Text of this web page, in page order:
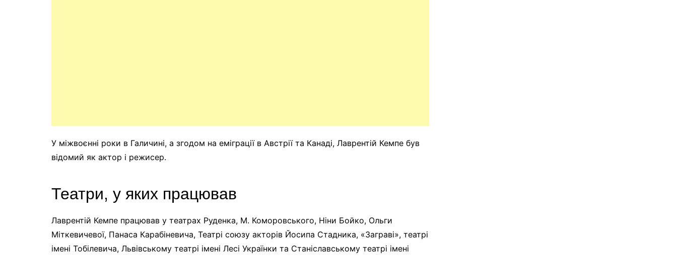
У міжвоєнні роки в Галичині, а згодом на еміграції в Австрії та Канаді, Лаврентій Кемпе був
відомий як актор і режисер.
Театри, у яких працював
Лаврентій Кемпе працював у театрах Руденка, М. Коморовського, Ніни Бойко, Ольги
Міткевичевої, Панаса Карабіневича, Театрі союзу акторів Йосипа Стадника, «Заграві», театрі
імені Тобілевича, Львівському театрі імені Лесі Українки та Станіславському театрі імені